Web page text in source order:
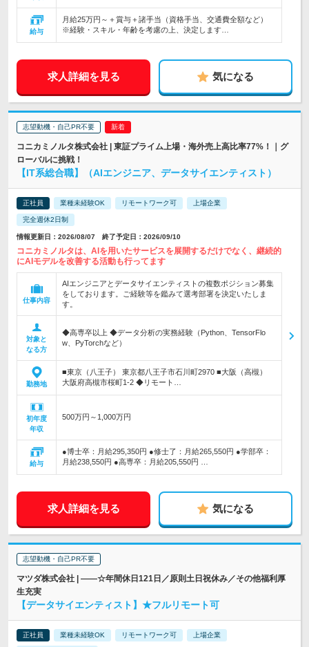
給与
月給25万円～＋賞与＋諸手当（資格手当、交通費全額など）
※経験・スキル・年齢を考慮の上、決定します…
求人詳細を見る 気になる
志望動機・自己PR不要
コニカミノルタ株式会社 | 東証プライム上場・海外売上高比率77%！｜グ
ローバルに挑戦！
【IT系総合職】（AIエンジニア、データサイエンティスト）
正社員 業種未経験OK リモートワーク可 上場企業
完全週休2日制
情報更新日：2026/08/07 終了予定日：2026/09/10
コニカミノルタは、AIを用いたサービスを展開するだけでなく、継続的
にAIモデルを改善する活動も行ってます
仕事内容
AIエンジニアとデータサイエンティストの複数ポジション募集
をしております。ご経験等を鑑みて選考部署を決定いたしま
す。
対象と
なる方
◆高専卒以上 ◆データ分析の実務経験（Python、TensorFlo
w、PyTorchなど）
勤務地
■東京（八王子） 東京都八王子市石川町2970 ■大阪（高槻）
大阪府高槻市桜町1-2 ◆リモート…
初年度
年収
500万円～1,000万円
給与
●博士卒：月給295,350円 ●修士了：月給265,550円 ●学部卒：
月給238,550円 ●高専卒：月給205,550円 …
求人詳細を見る 気になる
志望動機・自己PR不要
マツダ株式会社 | ――☆年間休日121日／原則土日祝休み／その他福利厚
生充実
【データサイエンティスト】★フルリモート可
正社員 業種未経験OK リモートワーク可 上場企業